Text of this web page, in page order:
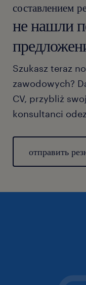
составлением
не нашли
Szukasz teraz
zawodowych?
CV, przybliż
konsultanci
отправить